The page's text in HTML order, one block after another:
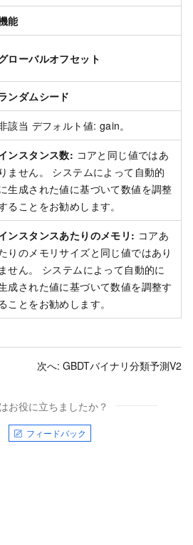
能
ローバルオフセット
ンダムシード
該当 デフォルト値: gain。
ンスタンス数: コアと同じ値ではあ
りません。 システムによって自動的
生成された値に基づいて数値を調整
ることをお勧めします。
ンスタンスあたりのメモリ: コアあ
りのメモリサイズと同じ値ではあり
ません。 システムによって自動的に
成された値に基づいて数値を調整す
ことをお勧めします。
次へ: GBDTバイナリ分類予測V2
お役に立ちましたか？
フィードバック